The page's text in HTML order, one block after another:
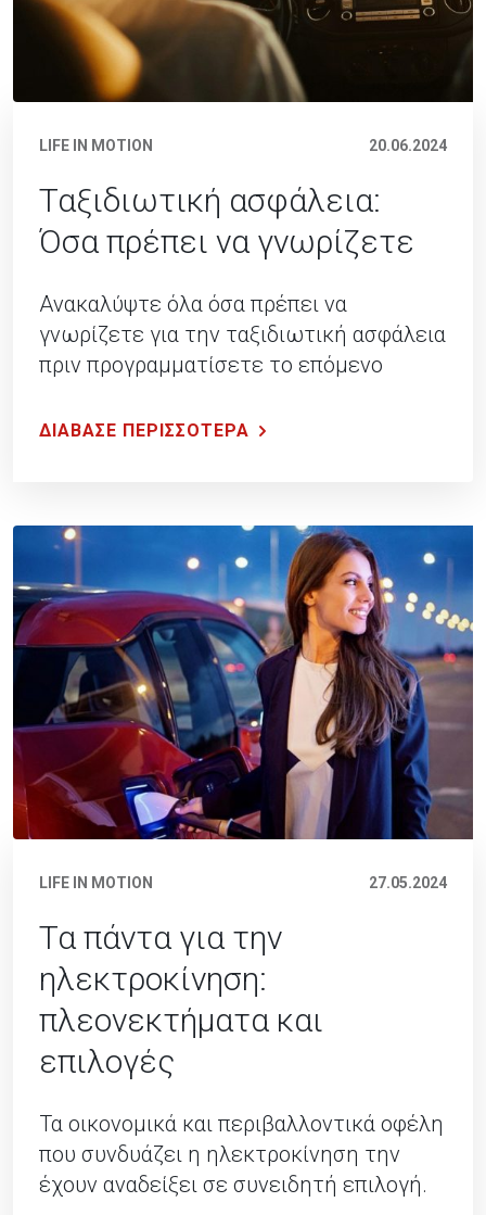
LIFE IN MOTION 20.06.2024
Ταξιδιωτική ασφάλεια:
Όσα πρέπει να γνωρίζετε
Ανακαλύψτε όλα όσα πρέπει να
γνωρίζετε για την ταξιδιωτική ασφάλεια
πριν προγραμματίσετε το επόμενο
ΔΙΑΒΑΣΕ ΠΕΡΙΣΣΟΤΕΡΑ
LIFE IN MOTION 27.05.2024
Τα πάντα για την
ηλεκτροκίνηση:
πλεονεκτήματα και
επιλογές
Τα οικονομικά και περιβαλλοντικά οφέλη
που συνδυάζει η ηλεκτροκίνηση την
έχουν αναδείξει σε συνειδητή επιλογή.